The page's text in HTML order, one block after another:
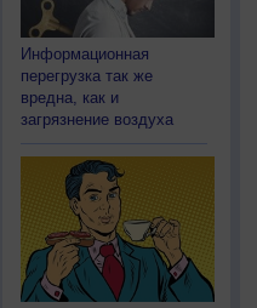
Информационная
перегрузка так же
вредна, как и
загрязнение воздуха